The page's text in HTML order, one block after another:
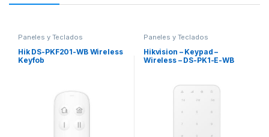
Paneles y Teclados
Hik DS-PKF201-WB Wireless
Keyfob
Paneles y Teclados
Hikvision – Keypad –
Wireless – DS-PK1-E-WB